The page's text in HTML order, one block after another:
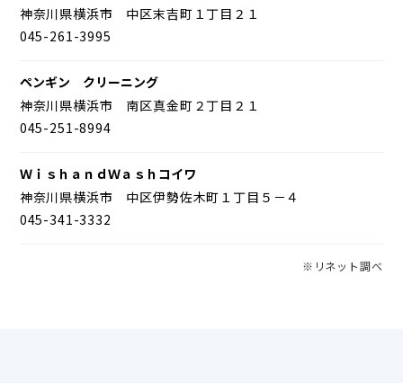
神奈川県横浜市 中区末吉町１丁目２１
045-261-3995
ペンギン クリーニング
神奈川県横浜市 南区真金町２丁目２１
045-251-8994
ＷｉｓｈａｎｄＷａｓｈコイワ
神奈川県横浜市 中区伊勢佐木町１丁目５－４
045-341-3332
※リネット調べ